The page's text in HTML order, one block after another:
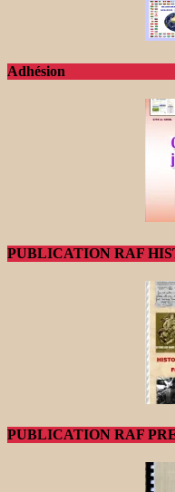
Adhésion
PUBLICATION RAF
PUBLICATION RAF